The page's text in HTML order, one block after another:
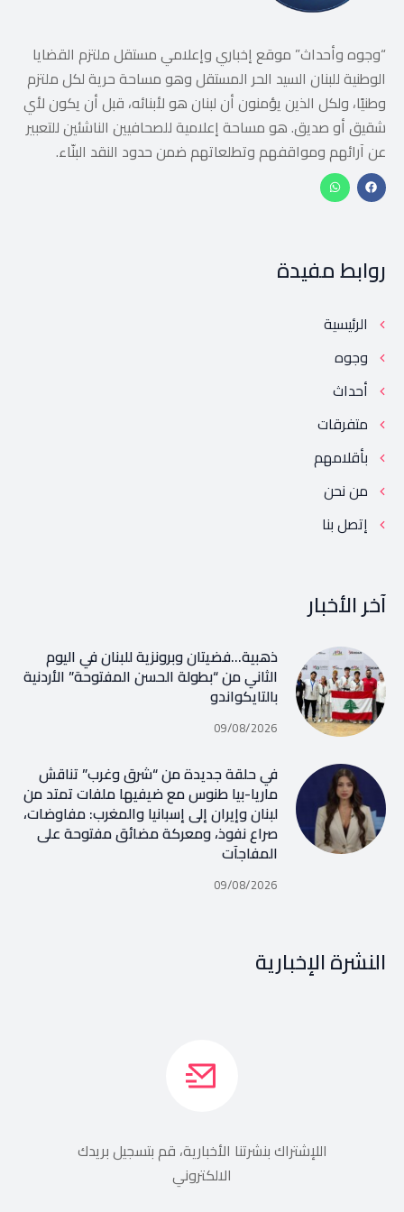
“وجوه وأحداث” موقع إخباري وإعلامي مستقل ملتزم القضايا
الوطنية للبنان السيد الحر المستقل وهو مساحة حرية لكل ملتزم
وطنيًا، ولكل الذين يؤمنون أن لبنان هو لأبنائه، قبل أن يكون لأي
شقيق أو صديق. هو مساحة إعلامية للصحافيين الناشئين للتعبير
عن آرائهم ومواقفهم وتطلعاتهم ضمن حدود النقد البنّاء.
روابط مفيدة
الرئيسية
وجوه
أحداث
متفرقات
بأقلامهم
من نحن
إتصل بنا
آخر الأخبار
ذهبية…فضيتان وبرونزية للبنان في اليوم
الثاني من “بطولة الحسن المفتوحة” الأردنية
بالتايكواندو
09/08/2026
في حلقة جديدة من “شرق وغرب” تناقش
ماريا-بيا طنوس مع ضيفيها ملفات تمتد من
لبنان وإيران إلى إسبانيا والمغرب: مفاوضات،
صراع نفوذ، ومعركة مضائق مفتوحة على
المفاجآت
09/08/2026
النشرة الإخبارية
اللإشتراك بنشرتنا الأخبارية، قم بتسجيل بريدك
الالكتروني